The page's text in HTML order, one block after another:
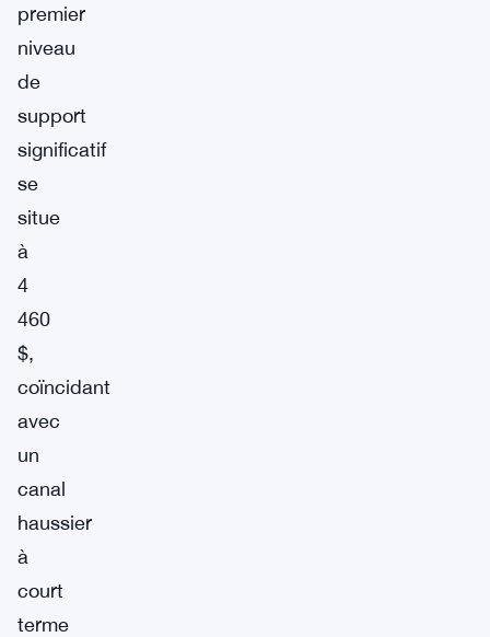
premier
niveau
de
support
significatif
se
situe
à
4
460
$,
coïncidant
avec
un
canal
haussier
à
court
terme